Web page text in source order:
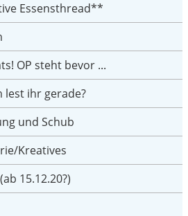
Essensthread**
OP steht bevor ...
lest ihr gerade?
und Schub
Kreatives
15.12.20?)